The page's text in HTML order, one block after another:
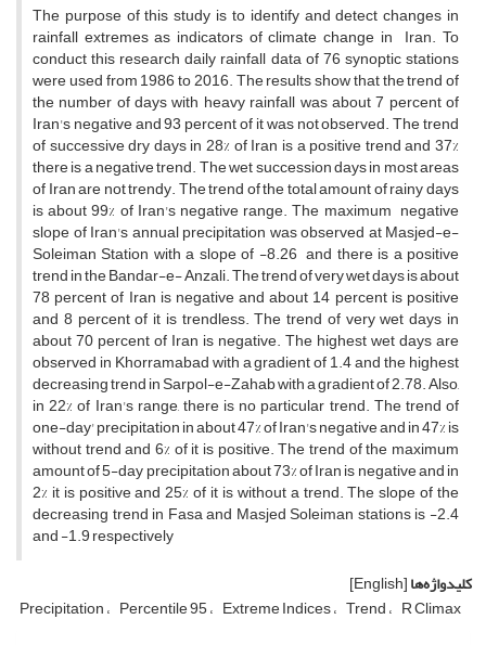
The purpose of this study is to identify and detect changes in
rainfall extremes as indicators of climate change in Iran. To
conduct this research daily rainfall data of 76 synoptic stations
were used from 1986 to 2016. The results show that the trend of
the number of days with heavy rainfall was about 7 percent of
Iran's negative and 93 percent of it was not observed. The trend
of successive dry days in 28% of Iran is a positive trend and 37%
there is a negative trend. The wet succession days in most areas
of Iran are not trendy. The trend of the total amount of rainy days
is about 99% of Iran's negative range. The maximum negative
slope of Iran's annual precipitation was observed at Masjed-e-
Soleiman Station with a slope of -8.26 and there is a positive
trend in the Bandar-e- Anzali. The trend of very wet days is about
78 percent of Iran is negative and about 14 percent is positive
and 8 percent of it is trendless. The trend of very wet days in
about 70 percent of Iran is negative. The highest wet days are
observed in Khorramabad with a gradient of 1.4 and the highest
decreasing trend in Sarpol-e-Zahab with a gradient of 2.78. Also,
in 22% of Iran's range, there is no particular trend. The trend of
one-day' precipitation in about 47% of Iran's negative and in 47% is
without trend and 6% of it is positive. The trend of the maximum
amount of 5-day precipitation about 73% of Iran is negative and in
2% it is positive and 25% of it is without a trend. The slope of the
decreasing trend in Fasa and Masjed Soleiman stations is -2.4
and -1.9 respectively
کلیدواژه‌ها[English]
Precipitation Percentile 95 Extreme Indices Trend R Climax